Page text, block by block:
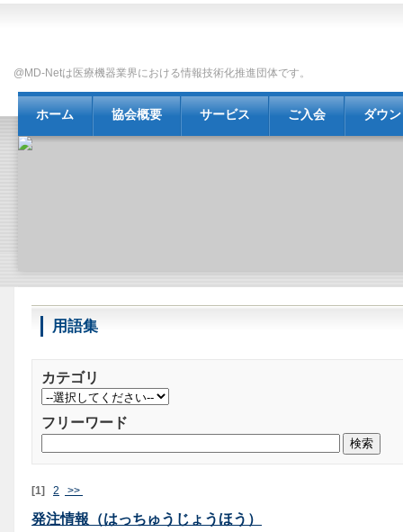
@MD-Netは医療機器業界における情報技術化推進団体です。
ホーム 協会概要 サービス ご入会 ダウ
用語集
カテゴリ
フリーワード
[1] 2 >>
発注情報（はっちゅうじょうほう）